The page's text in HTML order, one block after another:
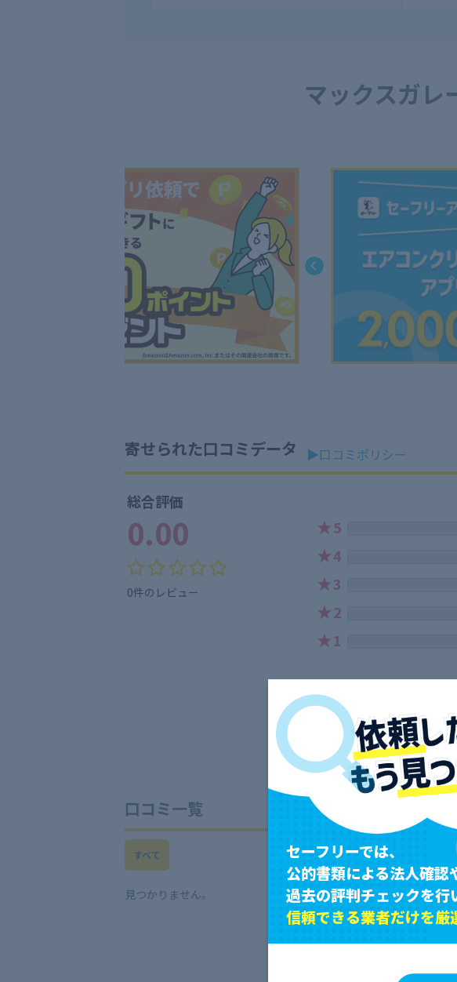
マックスガレ
寄せられた口コミデータ ▶口コミポリシー
総合評価
0.00
0件のレビュー
★5
★4
★3
★2
★1
口コミ一覧
すべて
見つかりません。
セーフリーでは、
公的書類による法人確認
過去の評判チェックを行
信頼できる業者だけを厳